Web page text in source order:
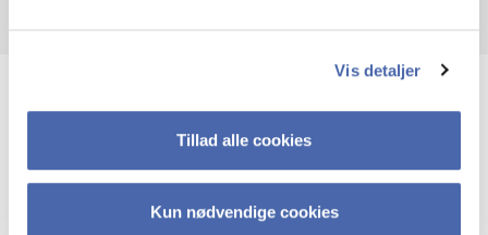
Vis detaljer
Tillad alle cookies
Kun nødvendige cookies
ECTS står for European Credit Transfer System.
ECTS-point viser omfanget af et fag eller modul på din